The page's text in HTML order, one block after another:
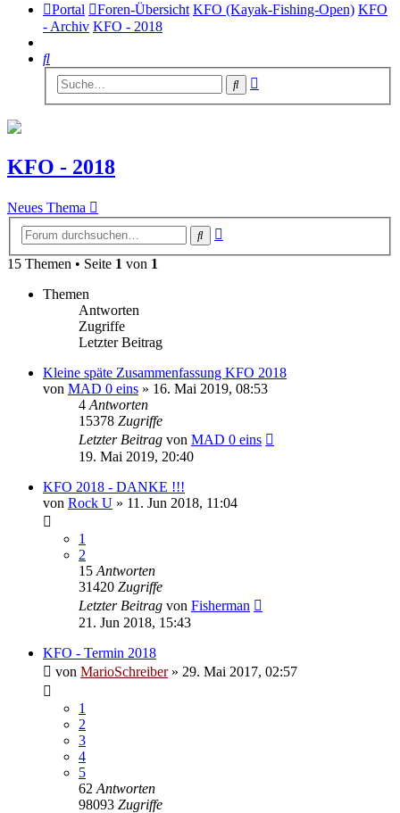
Portal Foren-Übersicht KFO (Kayak-Fishing-Open) KFO
- Archiv KFO - 2018
Suche
Suche
KFO - 2018
Neues Thema
Suche
15 Themen • Seite 1 von 1
Themen
Antworten
Zugriffe
Letzter Beitrag
Kleine späte Zusammenfassung KFO 2018
von MAD 0 eins » 16. Mai 2019, 08:53
4 Antworten
15378 Zugriffe
Letzter Beitrag von MAD 0 eins
19. Mai 2019, 20:40
KFO 2018 - DANKE !!!
von Rock U » 11. Jun 2018, 11:04
1
2
15 Antworten
31420 Zugriffe
Letzter Beitrag von Fisherman
21. Jun 2018, 15:43
KFO - Termin 2018
von MarioSchreiber» 29. Mai 2017, 02:57
1
2
3
4
5
62 Antworten
98093 Zugriffe